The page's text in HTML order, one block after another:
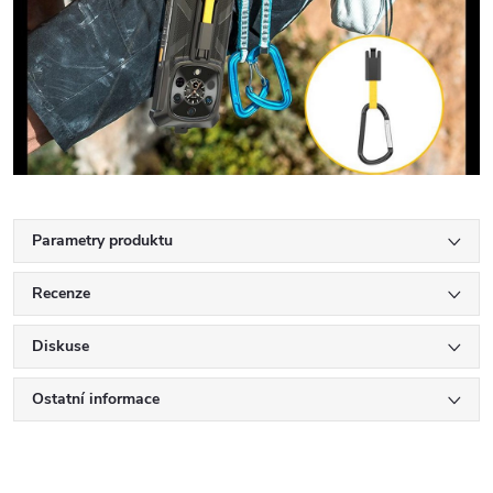
Parametry produktu
Recenze
Diskuse
Ostatní informace